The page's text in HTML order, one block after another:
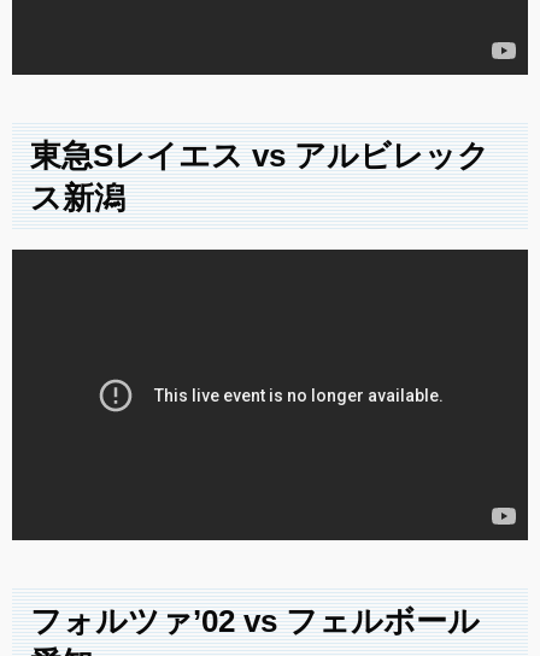
東急Sレイエス vs アルビレック
ス新潟
フォルツァ’02 vs フェルボール